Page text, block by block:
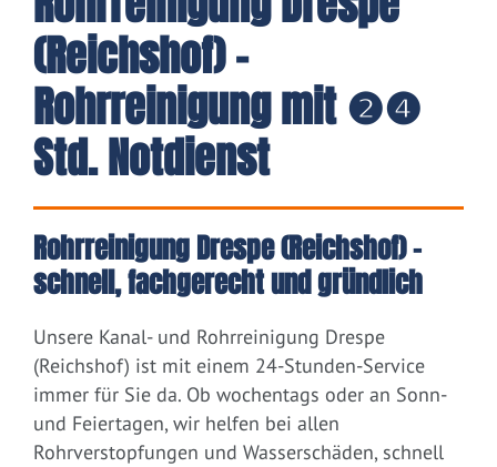
(Reichshof) -
Rohrreinigung mit ❷❹
Std. Notdienst
Rohrreinigung Drespe (Reichshof) –
schnell, fachgerecht und gründlich
Unsere Kanal- und Rohrreinigung Drespe
(Reichshof) ist mit einem 24-Stunden-Service
immer für Sie da. Ob wochentags oder an Sonn-
und Feiertagen, wir helfen bei allen
Rohrverstopfungen und Wasserschäden, schnell